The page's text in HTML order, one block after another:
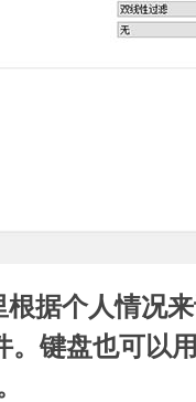
据个人情况
。键盘也可以